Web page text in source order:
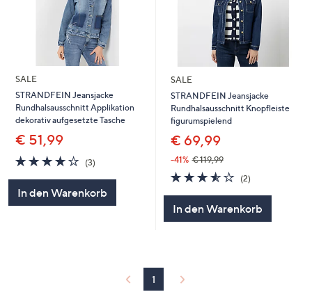
SALE
STRANDFEIN Jeansjacke
Rundhalsausschnitt Applikation
dekorativ aufgesetzte Tasche
€ 51,99
4.0
von
(3)3
In den Warenkorb
SALE
STRANDFEIN Jeansjacke
Rundhalsausschnitt Knopfleiste
figurumspielend
€ 69,99
-41% € 119,99
3.5
von
(2)2
In den Warenkorb
1